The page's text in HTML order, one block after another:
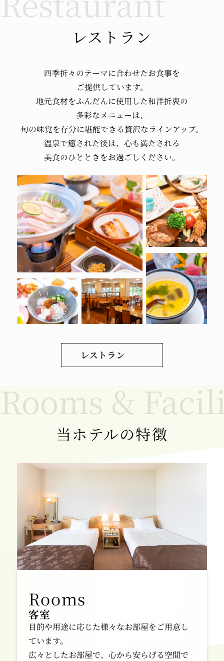
レストラン
四季折々のテーマに合わせたお食事を
ご提供しています。
地元食材をふんだんに使用した和洋折衷の
多彩なメニューは、
旬の味覚を存分に堪能できる贅沢なラインアップ。
温泉で癒された後は、 心も満たされる
美食のひとときをお過ごしください。
レストラン
当ホテルの特徴
客室
目的や用途に応じた様々なお部屋をご用意し
ています。
広々としたお部屋で、心から安らげる空間で